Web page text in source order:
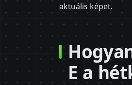
aktuális képet.
E a